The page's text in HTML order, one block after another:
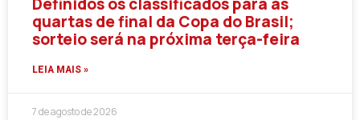
quartas de final da Copa do Brasil;
sorteio será na próxima terça-feira
LEIA MAIS »
7 de agosto de 2026